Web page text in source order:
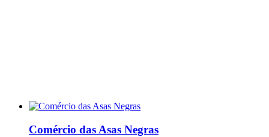
Comércio das Asas Negras